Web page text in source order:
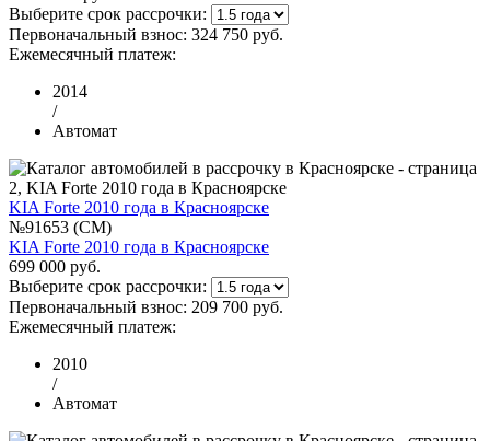
Выберите срок рассрочки:
Первоначальный взнос: 324 750 руб.
Ежемесячный платеж:
2014
/
Автомат
KIA Forte 2010 года в Красноярске
№91653 (CM)
KIA Forte 2010 года в Красноярске
699 000 руб.
Выберите срок рассрочки:
Первоначальный взнос: 209 700 руб.
Ежемесячный платеж:
2010
/
Автомат